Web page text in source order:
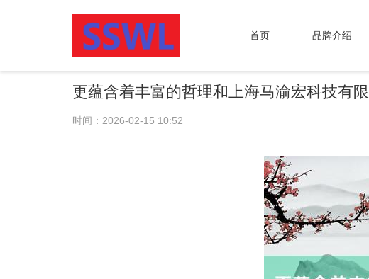
首页 品牌介绍
更蕴含着丰富的哲理和上海马渝宏科技有
时间：2026-02-15 10:52